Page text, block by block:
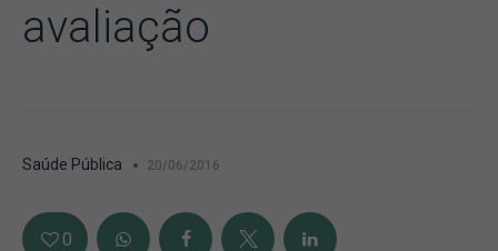
avaliação
Saúde Pública 20/06/2016
0